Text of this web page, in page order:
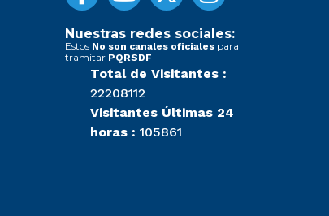
Nuestras redes sociales:
Estos No son canales oficiales para
tramitar PQRSDF
Total de Visitantes :
22208112
Visitantes Últimas 24
horas : 105861